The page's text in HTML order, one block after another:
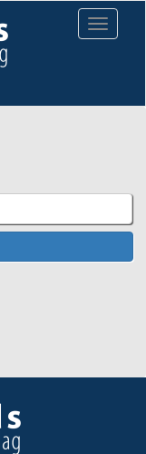
Toggle